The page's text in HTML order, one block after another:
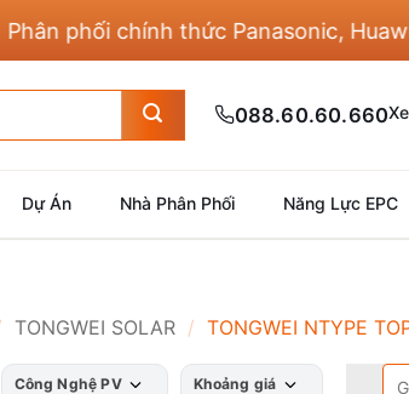
phối chính thức Panasonic, Huawei,
088.60.60.660
Dự Án Nhà Phân Phối Năng Lực EPC
TONGWEI SOLAR / TONGWEI NTYPE
Công Nghệ PV Khoảng giá